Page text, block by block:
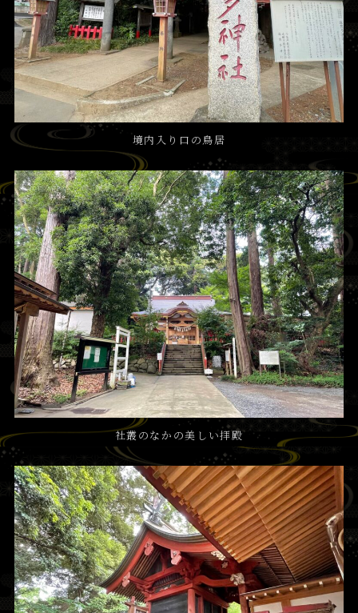
境内入り口の鳥居
社叢のなかの美しい拝殿